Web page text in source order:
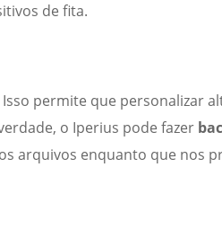
de fita.
Isso permite que personalizar
o Iperius pode fazer
arquivos enquanto que nos